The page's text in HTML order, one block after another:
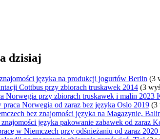
dzisiaj
języka na produkcji jogurtów Berlin (3
Cottbus przy zbiorach truskawek 2014 (3
Norwegia przy zbiorach truskawek i malin 2023
praca Norwegia od zaraz bez języka Oslo 2019 (3
bez znajomości języka na Magazynie,
języka pakowanie zabawek od zaraz
w Niemczech przy odśnieżaniu od zaraz